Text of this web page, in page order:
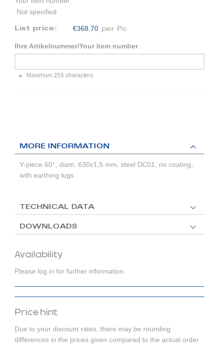
Not specified
List price: €368.70 per Pc
Ihre Artikelnummer/Your item number
Maximum 255 characters
Availability
Please log in for further information.
Price hint
Due to your discount rates, there may be rounding
differences in the prices given compared to the actual order
MORE INFORMATION
Y-piece 60°, diam. 630x1,5 mm, steel DC01, no coating,
with earthing lugs
TECHNICAL DATA
DOWNLOADS